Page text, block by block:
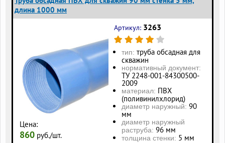
длина 1000 мм
Цена:
860 руб./шт.
Артикул: 3263
тип: труба обсадная для
скважин
нормативный документ:
ТУ 2248-001-84300500-
2009
материал: ПВХ
(поливинилхлорид)
диаметр наружный: 90
мм
диаметр наружный
раструба: 96 мм
толщина стенки: 5 мм